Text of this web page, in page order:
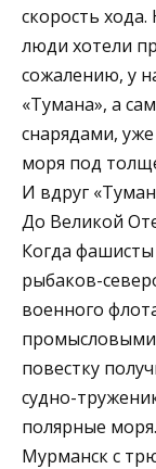
скорость
люди хотели
сожалению, у
«Тумана», а
снарядами,
моря под
И вдруг
До Великой
Когда
рыбаков-
военного
повестку
судно-
полярные
Мурманск с